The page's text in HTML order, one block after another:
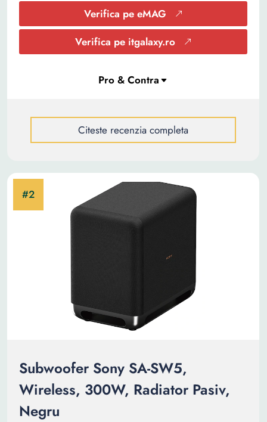
Verifica pe eMAG
Verifica pe itgalaxy.ro
Citeste recenzia completa
Subwoofer Sony SA-SW5,
Wireless, 300W, Radiator Pasiv,
Negru